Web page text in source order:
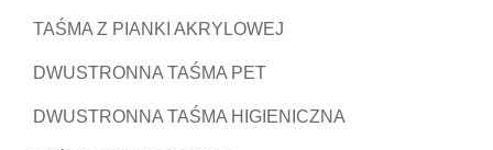
TAŚMA Z PIANKI AKRYLOWEJ
DWUSTRONNA TAŚMA PET
DWUSTRONNA TAŚMA HIGIENICZNA